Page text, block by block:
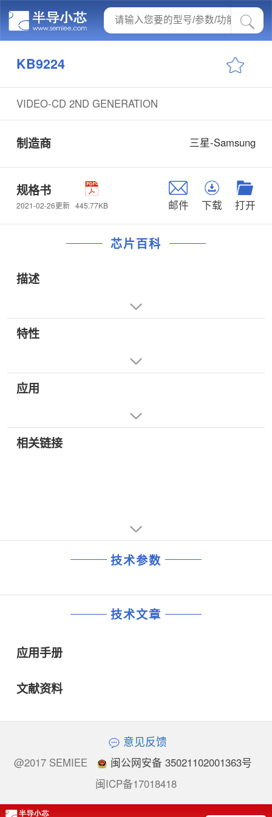
KB9224
VIDEO-CD 2ND GENERATION
制造商 三星-Samsung
规格书
2021-02-26更新 445.77KB 邮件 下载 打开
芯片百科
描述
特性
应用
相关链接
技术参数
技术文章
应用手册
文献资料
意见反馈
@2017 SEMIEE
闽公网安备 35021102001363号
闽ICP备17018418